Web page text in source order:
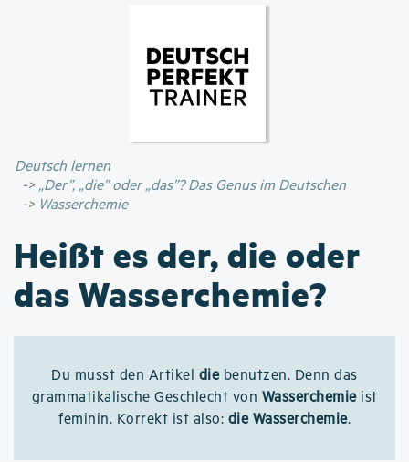
Inhalt
Deutsch lernen
„Der”, „die” oder „das”? Das Genus im Deutschen
Wasserchemie
Heißt es der, die oder
das Wasserchemie?
Du musst den Artikel diebenutzen. Denn das
grammatikalische Geschlecht von Wasserchemieist
feminin. Korrekt ist also: die Wasserchemie.